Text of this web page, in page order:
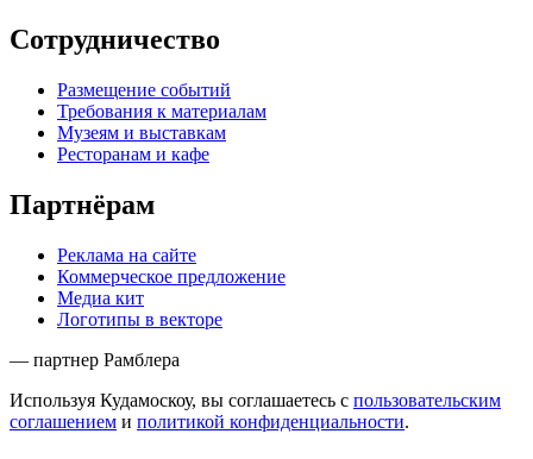
Сотрудничество
Размещение событий
Требования к материалам
Музеям и выставкам
Ресторанам и кафе
Партнёрам
Реклама на сайте
Коммерческое предложение
Медиа кит
Логотипы в векторе
— партнер Рамблера
Используя Кудамоскоу, вы соглашаетесь с пользовательским
соглашением и политикой конфиденциальности.